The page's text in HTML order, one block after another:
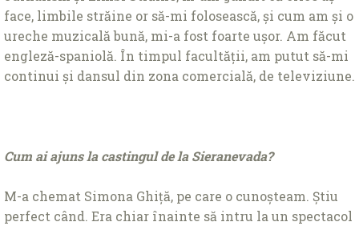
face, limbile străine or să-mi folosească, și cum am și o
ureche muzicală bună, mi-a fost foarte ușor. Am făcut
engleză-spaniolă. În timpul facultății, am putut să-mi
continui și dansul din zona comercială, de televiziune.
Cum ai ajuns la castingul de la Sieranevada?
M-a chemat Simona Ghiță, pe care o cunoșteam. Știu
perfect când. Era chiar înainte să intru la un spectacol